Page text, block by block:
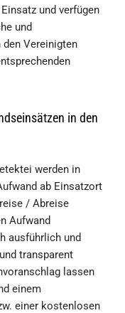
und verfügen
und
Vereinigten
in den
werden in
ab Einsatzort
/ Abreise
Aufwand
ausführlich und
transparent
lassen
einem
einer kostenlosen